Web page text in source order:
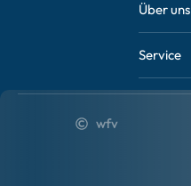
Über uns
Service
wfv